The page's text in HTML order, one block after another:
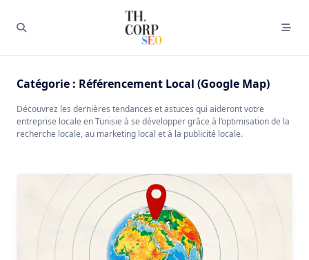
Catégorie : Référencement Local (Google Map)
Découvrez les dernières tendances et astuces qui aideront votre
entreprise locale en Tunisie à se développer grâce à l’optimisation de la
recherche locale, au marketing local et à la publicité locale.